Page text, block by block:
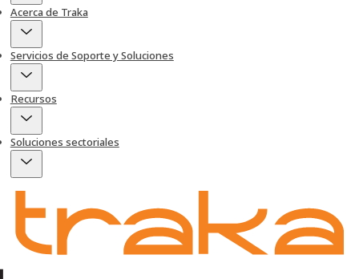
Acerca de Traka
Servicios de Soporte y Soluciones
Recursos
Soluciones sectoriales